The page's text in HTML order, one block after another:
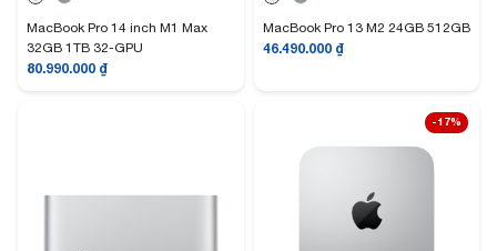
MacBook Pro 14 inch M1 Max
32GB 1TB 32-GPU
80.990.000 ₫
MacBook Pro 13 M2 24GB 512GB
46.490.000 ₫
-17%